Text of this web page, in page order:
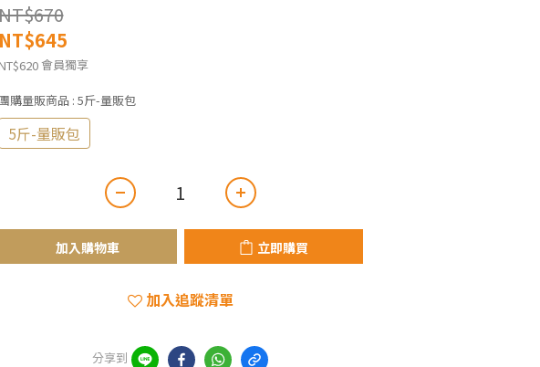
NT$645
會員獨享
團購量販商品 : 5斤-量販包
5斤-量販包
加入購物車 立即購買
加入追蹤清單
分享到